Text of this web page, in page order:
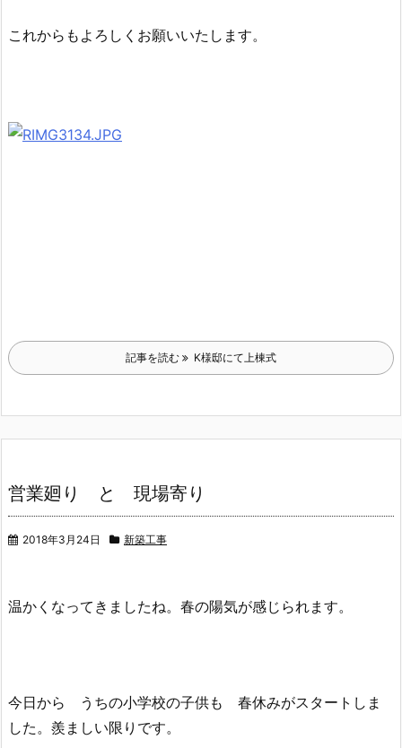
これからもよろしくお願いいたします。
記事を読む K様邸にて上棟式
営業廻り と 現場寄り
2018年3月24日 新築工事
温かくなってきましたね。春の陽気が感じられます。
今日から うちの小学校の子供も 春休みがスタートしま
した。羨ましい限りです。